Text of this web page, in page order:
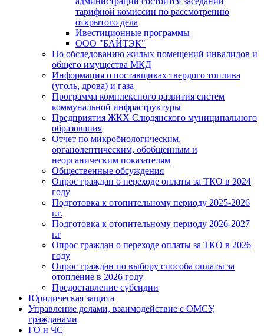
тарифной комиссии по рассмотрению
открытого дела
Ивестиционные программы
ООО "БАЙТЭК"
По обследованию жилых помещений инвалидов и
общего имущества МКД
Информация о поставщиках твердого топлива
(уголь, дрова) и газа
Программа комплексного развития систем
коммунальной инфраструктуры
Предприятия ЖКХ Слюдянского муниципального
образования
Отчет по микробиологическим,
органолептическим, обобщённым и
неорганическим показателям
Общественные обсуждения
Опрос граждан о переходе оплаты за ТКО в 2024
году
Подготовка к отопительному периоду 2025-2026
г.г.
Подготовка к отопительному периоду 2026-2027
г.г
Опрос граждан о переходе оплаты за ТКО в 2026
году
Опрос граждан по выбору способа оплаты за
отопление в 2026 году
Предоставление субсидии
Юридическая защита
Управление делами, взаимодействие с ОМСУ,
гражданами
ГО и ЧС